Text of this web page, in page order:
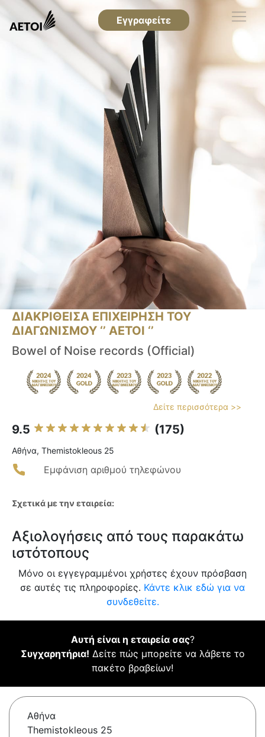
Εγγραφείτε
ΔΙΑΚΡΙΘΕΙΣΑ ΕΠΙΧΕΙΡΗΣΗ ΤΟΥ
ΔΙΑΓΩΝΙΣΜΟΥ ‘’ ΑΕΤΟΙ ‘’
Bowel of Noise records (Official)
Δείτε περισσότερα >>
9.5 (175)
Αθήνα, Themistokleous 25
Εμφάνιση αριθμού τηλεφώνου
Σχετικά με την εταιρεία:
Αξιολογήσεις από τους παρακάτω
ιστότοπους
Μόνο οι εγγεγραμμένοι χρήστες έχουν πρόσβαση
σε αυτές τις πληροφορίες. Κάντε κλικ εδώ για να
συνδεθείτε.
Αυτή είναι η εταιρεία σας?
Συγχαρητήρια! Δείτε πώς μπορείτε να λάβετε το
πακέτο βραβείων!
Αθήνα
Themistokleous 25